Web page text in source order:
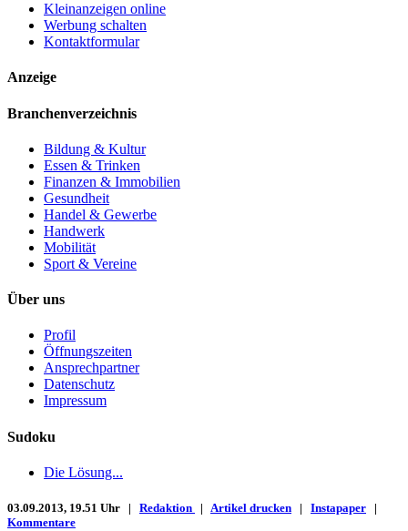
Kleinanzeigen online
Werbung schalten
Kontaktformular
Anzeige
Branchenverzeichnis
Bildung & Kultur
Essen & Trinken
Finanzen & Immobilien
Gesundheit
Handel & Gewerbe
Handwerk
Mobilität
Sport & Vereine
Über uns
Profil
Öffnungszeiten
Ansprechpartner
Datenschutz
Impressum
Sudoku
Die Lösung...
03.09.2013, 19.51 Uhr | Redaktion | Artikel drucken | Instapaper |
Kommentare